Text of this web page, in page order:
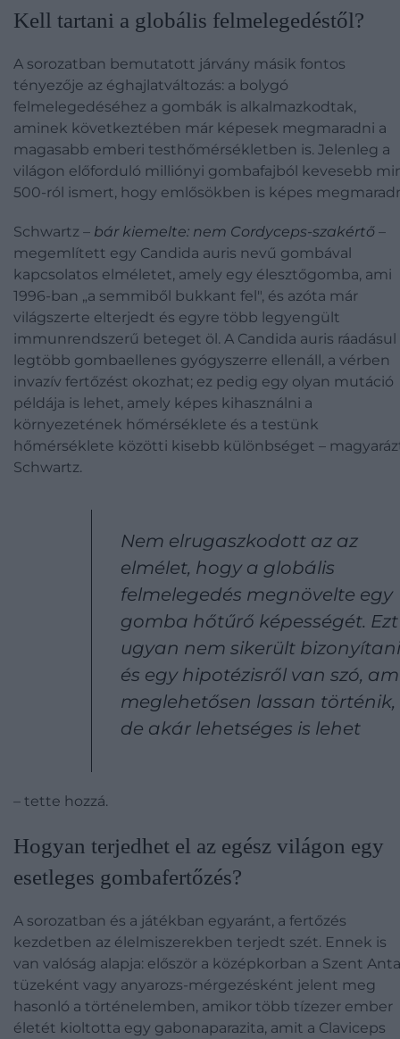
Kell tartani a globális felmelegedéstől?
A sorozatban bemutatott járvány másik fontos
tényezője az éghajlatváltozás: a bolygó
felmelegedéséhez a gombák is alkalmazkodtak,
aminek következtében már képesek megmaradni a
magasabb emberi testhőmérsékletben is. Jelenleg a
világon előforduló milliónyi gombafajból kevesebb
500-ról ismert, hogy emlősökben is képes
Schwartz – bár kiemelte: nem Cordyceps-szakértő –
megemlített egy Candida auris nevű gombával
kapcsolatos elméletet, amely egy élesztőgomba, ami
1996-ban „a semmiből bukkant fel", és azóta már
világszerte elterjedt és egyre több legyengült
immunrendszerű beteget öl. A Candida auris ráadásul
legtöbb gombaellenes gyógyszerre ellenáll, a vérben
invazív fertőzést okozhat; ez pedig egy olyan mutáció
példája is lehet, amely képes kihasználni a
környezetének hőmérséklete és a testünk
hőmérséklete közötti kisebb különbséget –
Schwartz.
Nem elrugaszkodott az az
elmélet, hogy a globális
felmelegedés megnövelte egy
gomba hőtűrő képességét. Ezt
ugyan nem sikerült bizonyítani
és egy hipotézisről van szó,
meglehetősen lassan történik,
de akár lehetséges is lehet
– tette hozzá.
Hogyan terjedhet el az egész világon egy
esetleges gombafertőzés?
A sorozatban és a játékban egyaránt, a fertőzés
kezdetben az élelmiszerekben terjedt szét. Ennek is
van valóság alapja: először a középkorban a Szent
tüzeként vagy anyarozs-mérgezésként jelent meg
hasonló a történelemben, amikor több tízezer ember
életét kioltotta egy gabonaparazita, amit a Claviceps